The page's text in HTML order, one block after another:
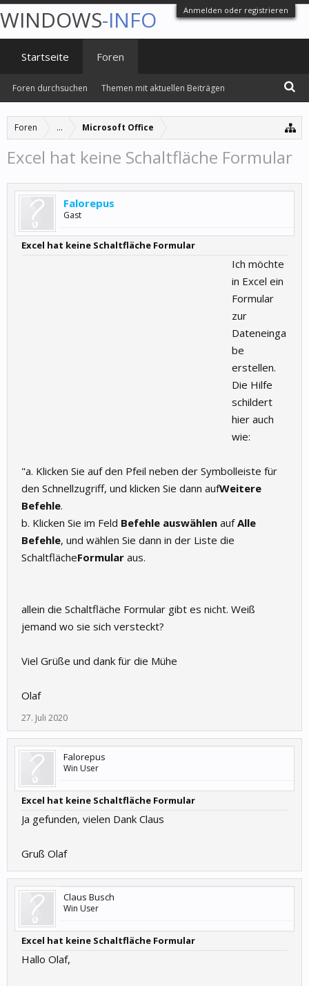
Anmelden oder registrieren
Foren ... Microsoft Office
Excel hat keine Schaltfläche Formular
Falorepus
Gast
Excel hat keine Schaltfläche Formular
Ich möchte
in Excel ein
Formular
zur
Dateneinga
be
erstellen.
Die Hilfe
schildert
hier auch
wie:
"a. Klicken Sie auf den Pfeil neben der Symbolleiste für
den Schnellzugriff, und klicken Sie dann aufWeitere
Befehle.
b. Klicken Sie im Feld Befehle auswählen aufAlle
Befehle, und wählen Sie dann in der Liste die
SchaltflächeFormular aus.
allein die Schaltfläche Formular gibt es nicht. Weiß
jemand wo sie sich versteckt?
Viel Grüße und dank für die Mühe
Olaf
27. Juli 2020
Falorepus
Win User
Excel hat keine Schaltfläche Formular
Ja gefunden, vielen Dank Claus
Gruß Olaf
Claus Busch
Win User
Excel hat keine Schaltfläche Formular
Hallo Olaf,
WINDOWS-INFO
Startseite Foren
Foren durchsuchen Themen mit aktuellen Beiträgen